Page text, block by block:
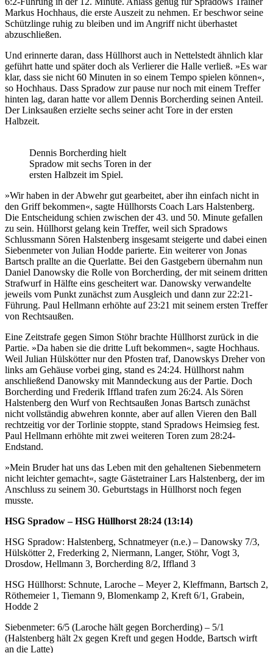
Markus Hochhaus, die erste Auszeit zu nehmen. Er beschwor seine
Schützlinge ruhig zu bleiben und im Angriff nicht überhastet
abzuschließen.
Und erinnerte daran, dass Hüllhorst auch in Nettelstedt ähnlich klar
geführt hatte und später doch als Verlierer die Halle verließ. »Es war
klar, dass sie nicht 60 Minuten in so einem Tempo spielen können«,
so Hochhaus. Dass Spradow zur pause nur noch mit einem Treffer
hinten lag, daran hatte vor allem Dennis Borcherding seinen Anteil.
Der Linksaußen erzielte sechs seiner acht Tore in der ersten
Halbzeit.
Dennis Borcherding hielt
Spradow mit sechs Toren in der
ersten Halbzeit im Spiel.
»Wir haben in der Abwehr gut gearbeitet, aber ihn einfach nicht in
den Griff bekommen«, sagte Hüllhorsts Coach Lars Halstenberg.
Die Entscheidung schien zwischen der 43. und 50. Minute gefallen
zu sein. Hüllhorst gelang kein Treffer, weil sich Spradows
Schlussmann Sören Halstenberg insgesamt steigerte und dabei einen
Siebenmeter von Julian Hodde parierte. Ein weiterer von Jonas
Bartsch prallte an die Querlatte. Bei den Gastgebern übernahm nun
Daniel Danowsky die Rolle von Borcherding, der mit seinem dritten
Strafwurf in Hälfte eins gescheitert war. Danowsky verwandelte
jeweils vom Punkt zunächst zum Ausgleich und dann zur 22:21-
Führung. Paul Hellmann erhöhte auf 23:21 mit seinem ersten Treffer
von Rechtsaußen.
Eine Zeitstrafe gegen Simon Stöhr brachte Hüllhorst zurück in die
Partie. »Da haben sie die dritte Luft bekommen«, sagte Hochhaus.
Weil Julian Hülskötter nur den Pfosten traf, Danowskys Dreher von
links am Gehäuse vorbei ging, stand es 24:24. Hüllhorst nahm
anschließend Danowsky mit Manndeckung aus der Partie. Doch
Borcherding und Frederik Iffland trafen zum 26:24. Als Sören
Halstenberg den Wurf von Rechtsaußen Jonas Bartsch zunächst
nicht vollständig abwehren konnte, aber auf allen Vieren den Ball
rechtzeitig vor der Torlinie stoppte, stand Spradows Heimsieg fest.
Paul Hellmann erhöhte mit zwei weiteren Toren zum 28:24-
Endstand.
»Mein Bruder hat uns das Leben mit den gehaltenen Siebenmetern
nicht leichter gemacht«, sagte Gästetrainer Lars Halstenberg, der im
Anschluss zu seinem 30. Geburtstags in Hüllhorst noch fegen
musste.
HSG Spradow – HSG Hüllhorst 28:24 (13:14)
HSG Spradow: Halstenberg, Schnatmeyer (n.e.) – Danowsky 7/3,
Hülskötter 2, Frederking 2, Niermann, Langer, Stöhr, Vogt 3,
Drosdow, Hellmann 3, Borcherding 8/2, Iffland 3
HSG Hüllhorst: Schnute, Laroche – Meyer 2, Kleffmann, Bartsch 2,
Röthemeier 1, Tiemann 9, Blomenkamp 2, Kreft 6/1, Grabein,
Hodde 2
Siebenmeter: 6/5 (Laroche hält gegen Borcherding) – 5/1
(Halstenberg hält 2x gegen Kreft und gegen Hodde, Bartsch wirft
an die Latte)